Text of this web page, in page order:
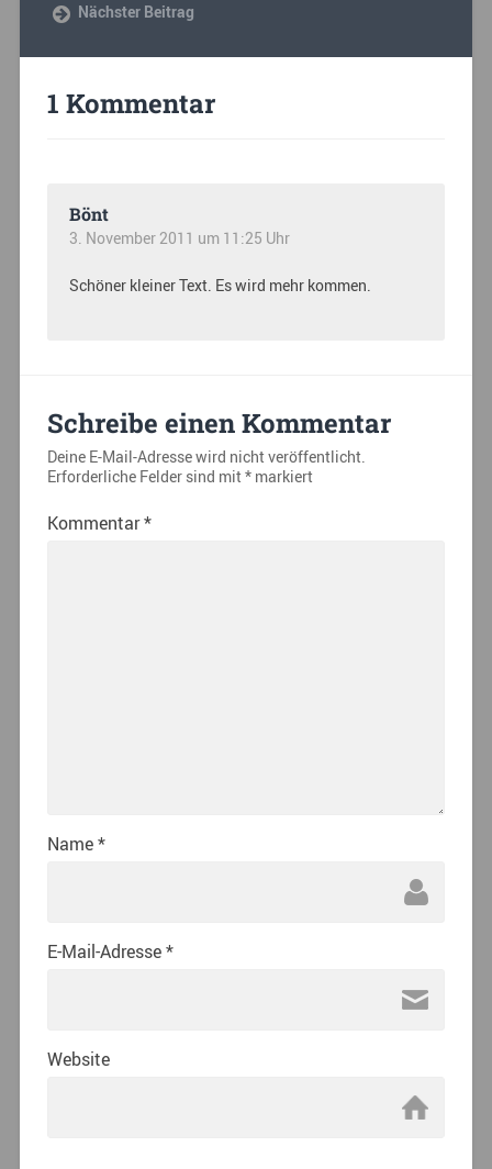
Nächster Beitrag
1 Kommentar
Bönt
3. November 2011 um 11:25 Uhr
Schöner kleiner Text. Es wird mehr kommen.
Schreibe einen Kommentar
Deine E-Mail-Adresse wird nicht veröffentlicht.
Erforderliche Felder sind mit*markiert
Kommentar*
Name*
E-Mail-Adresse*
Website